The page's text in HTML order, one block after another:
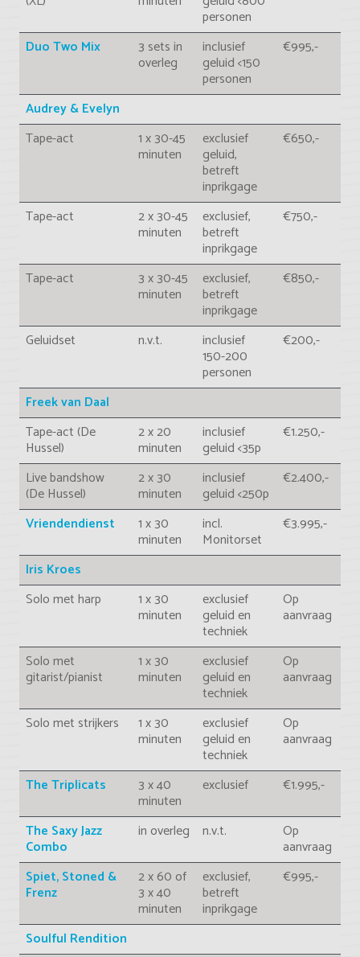
personen
Duo Two Mix
3 sets in
overleg
inclusief
geluid <150
personen
€995,-
Audrey & Evelyn
Tape-act
1 x 30-45
minuten
exclusief
geluid,
betreft
inprikgage
€650,-
Tape-act 2 x 30-45
minuten
exclusief,
betreft
inprikgage
€750,-
Tape-act 3 x 30-45
minuten
exclusief,
betreft
inprikgage
€850,-
Geluidset n.v.t. inclusief
150-200
personen
€200,-
Freek van Daal
Tape-act (De
Hussel)
2 x 20
minuten
inclusief
geluid <35p
€1.250,-
Live bandshow
(De Hussel)
2 x 30
minuten
inclusief
geluid <250p
€2.400,-
Vriendendienst 1 x 30
minuten
incl.
Monitorset
€3.995,-
Iris Kroes
Solo met harp
1 x 30
minuten
exclusief
geluid en
techniek
Op
aanvraag
Solo met
gitarist/pianist
1 x 30
minuten
exclusief
geluid en
techniek
Op
aanvraag
Solo met strijkers 1 x 30
minuten
exclusief
geluid en
techniek
Op
aanvraag
The Triplicats 3 x 40
minuten
exclusief €1.995,-
The Saxy Jazz
Combo
in overleg n.v.t. Op
aanvraag
Spiet, Stoned &
Frenz
2 x 60 of
3 x 40
minuten
exclusief,
betreft
inprikgage
€995,-
Soulful Rendition